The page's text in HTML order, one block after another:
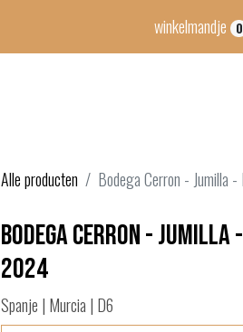
winkelmandje 0
Alle producten Bodega Cerron - Jumilla
Bodega Cerron - Jumilla
2024
Spanje | Murcia | D6